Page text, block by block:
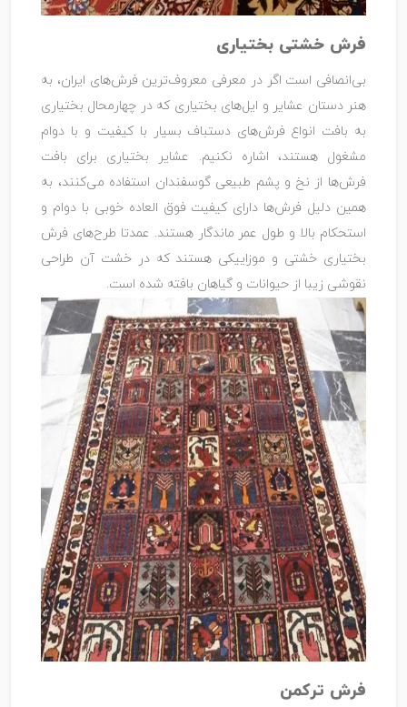
فرش خشتی بختیاری
بی‌انصافی است اگر در معرفی معروف‌ترین فرش‌های ایران، به
هنر دستان عشایر و ایل‌های بختیاری که در چهارمحال بختیاری
به بافت انواع فرش‌های دستباف بسیار با کیفیت و با دوام
مشغول هستند، اشاره نکنیم. عشایر بختیاری برای بافت
فرش‌ها از نخ و پشم طبیعی گوسفندان استفاده می‌کنند، به
همین دلیل فرش‌ها دارای کیفیت فوق العاده خوبی با دوام و
استحکام بالا و طول عمر ماندگار هستند. عمدتا طرح‌های فرش
بختیاری خشتی و موزاییکی هستند که در خشت آن طراحی
نقوشی زیبا از حیوانات و گیاهان بافته شده است.
فرش ترکمن